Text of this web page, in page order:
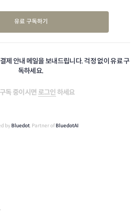
유료 구독하기
제 안내 메일을 보내드립니다. 걱정 없이 유료 구
독하세요.
독 중이시면 로그인 하세요
by Bluedot, Partner of BluedotAI